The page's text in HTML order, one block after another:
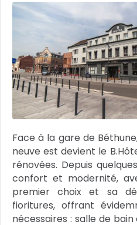
Face à la gare de
neuve est devient le
rénovées. Depuis
confort et modernité,
premier choix et sa
fioritures, offrant
nécessaires : salle de